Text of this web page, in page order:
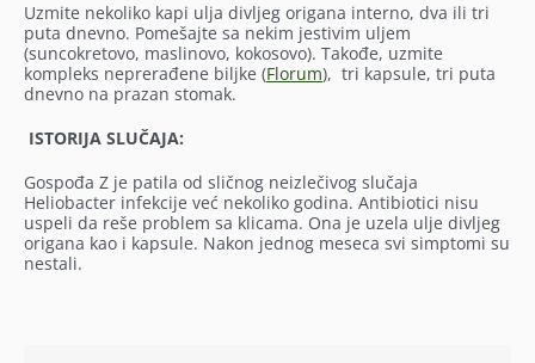
Uzmite nekoliko kapi ulja divljeg origana interno, dva ili tri
puta dnevno. Pomešajte sa nekim jestivim uljem
(suncokretovo, maslinovo, kokosovo). Takođe, uzmite
kompleks neprerađene biljke (Florum), tri kapsule, tri puta
dnevno na prazan stomak.
ISTORIJA SLUČAJA:
Gospođa Z je patila od sličnog neizlečivog slučaja
Heliobacter infekcije već nekoliko godina. Antibiotici nisu
uspeli da reše problem sa klicama. Ona je uzela ulje divljeg
origana kao i kapsule. Nakon jednog meseca svi simptomi su
nestali.